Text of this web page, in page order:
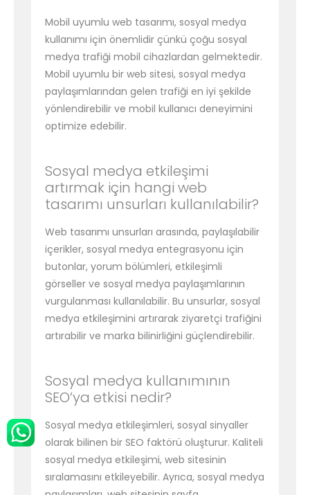
Mobil uyumlu web tasarımı, sosyal medya
kullanımı için önemlidir çünkü çoğu sosyal
medya trafiği mobil cihazlardan gelmektedir.
Mobil uyumlu bir web sitesi, sosyal medya
paylaşımlarından gelen trafiği en iyi şekilde
yönlendirebilir ve mobil kullanıcı deneyimini
optimize edebilir.
Sosyal medya etkileşimi
artırmak için hangi web
tasarımı unsurları kullanılabilir?
Web tasarımı unsurları arasında, paylaşılabilir
içerikler, sosyal medya entegrasyonu için
butonlar, yorum bölümleri, etkileşimli
görseller ve sosyal medya paylaşımlarının
vurgulanması kullanılabilir. Bu unsurlar, sosyal
medya etkileşimini artırarak ziyaretçi trafiğini
artırabilir ve marka bilinirliğini güçlendirebilir.
Sosyal medya kullanımının
SEO’ya etkisi nedir?
Sosyal medya etkileşimleri, sosyal sinyaller
olarak bilinen bir SEO faktörü oluşturur. Kaliteli
sosyal medya etkileşimi, web sitesinin
sıralamasını etkileyebilir. Ayrıca, sosyal medya